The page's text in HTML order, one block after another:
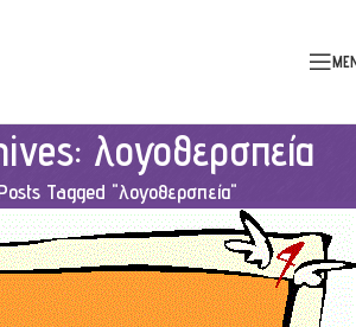
λογοθερσπεία
Tagged "λογοθερσπεία"